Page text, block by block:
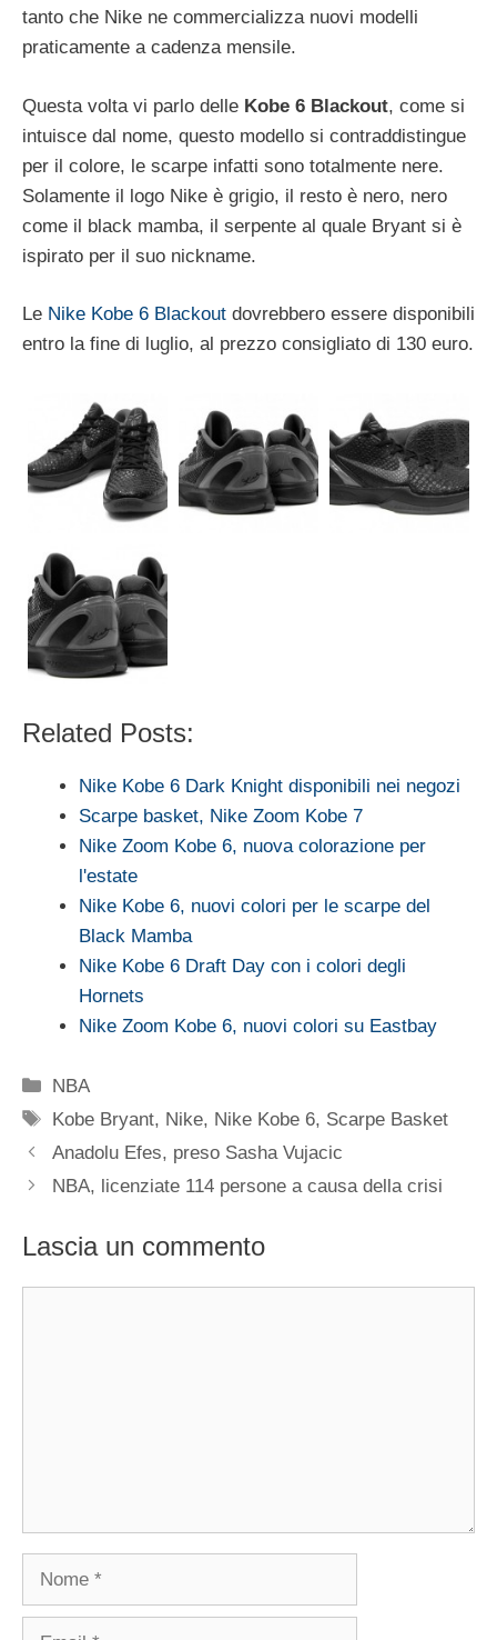
tanto che Nike ne commercializza nuovi modelli
praticamente a cadenza mensile.
Questa volta vi parlo delle Kobe 6 Blackout, come si
intuisce dal nome, questo modello si contraddistingue
per il colore, le scarpe infatti sono totalmente nere.
Solamente il logo Nike è grigio, il resto è nero, nero
come il black mamba, il serpente al quale Bryant si è
ispirato per il suo nickname.
Le Nike Kobe 6 Blackout dovrebbero essere disponibili
entro la fine di luglio, al prezzo consigliato di 130 euro.
Related Posts:
Nike Kobe 6 Dark Knight disponibili nei negozi
Scarpe basket, Nike Zoom Kobe 7
Nike Zoom Kobe 6, nuova colorazione per
l'estate
Nike Kobe 6, nuovi colori per le scarpe del
Black Mamba
Nike Kobe 6 Draft Day con i colori degli
Hornets
Nike Zoom Kobe 6, nuovi colori su Eastbay
Categorie
NBA
Tag
Kobe Bryant, Nike, Nike Kobe 6, Scarpe Basket
Anadolu Efes, preso Sasha Vujacic
NBA, licenziate 114 persone a causa della crisi
Lascia un commento
Nome
Email